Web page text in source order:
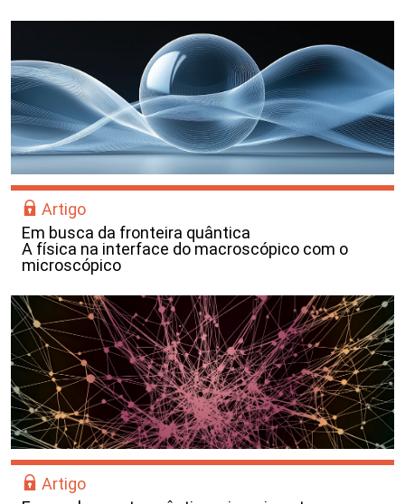
Artigo
Em busca da fronteira quântica
A física na interface do macroscópico com o
microscópico
Artigo